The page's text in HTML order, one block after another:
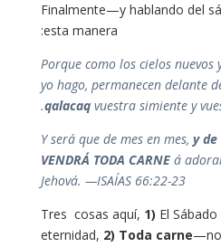
Finalmente—y hablando del
esta manera:
Porque como los cielos
yo hago, permanecen delante
qalacaqvuestra simiente y
y de
VENDRÁ TODA CARNEá
Jehová. —ISAÍAS 66:22‭-‬23
Tres cosas aquí, 1) El
eternidad, 2) Toda carne—no